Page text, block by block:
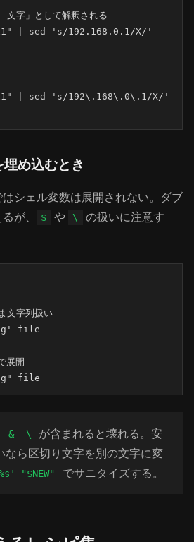
字」として解釈される
| sed 's/192.168.0.1/X/'
| sed 's/192\.168\.0\.1/X/'
め込むとき
シェル変数は展開されない。ダブ
が、
$ や \
の扱いに注意す
文字列扱い
g' file
展開
g" file
& \
が含まれると壊れる。安
なら区切り文字を別の文字に変
"$NEW" でサニタイズする。